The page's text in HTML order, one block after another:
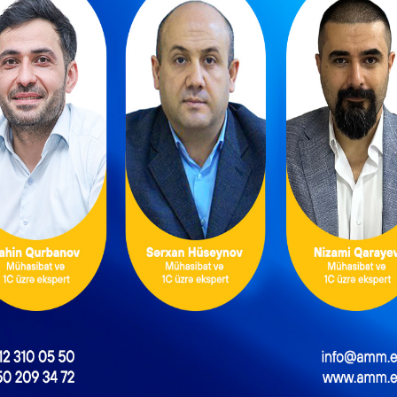
və daimi
xidmətlərin
Məşğulluq Strategiyası
2026–2030: Əmək
bazarında yeni hədəflər